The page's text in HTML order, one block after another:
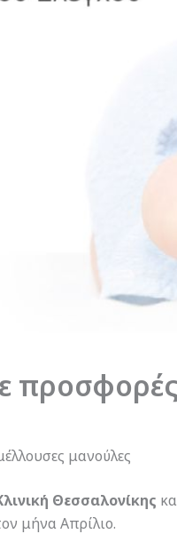
μανούλες
Θεσσαλονίκης
μήνα Απρίλιο.